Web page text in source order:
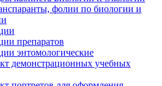
фолии по биологии и
препаратов
энтомологические
демонстрационных учебных